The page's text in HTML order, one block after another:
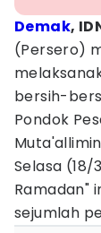
Demak,
(Persero)
bersih-
Pondok
Selasa
Ramadan"
sejumlah